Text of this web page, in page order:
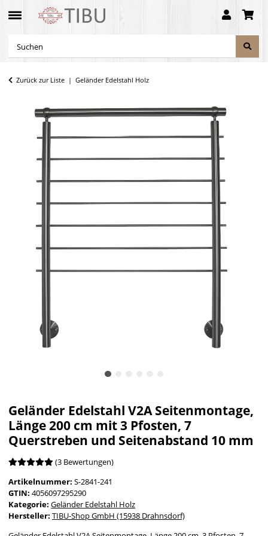
Zurück zur Liste Geländer Edelstahl Holz
Geländer Edelstahl V2A Seitenmontage,
Länge 200 cm mit 3 Pfosten, 7
Querstreben und Seitenabstand 10 mm
(3 Bewertungen)
Artikelnummer: S-2841-241
GTIN: 4056097295290
Kategorie: Geländer Edelstahl Holz
Hersteller: TIBU-Shop GmbH (15938 Drahnsdorf)